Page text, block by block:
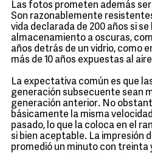
Las fotos prometen además
Son razonablemente
vida declarada de 200 años si
almacenamiento a oscuras,
años detrás de un vidrio, como
más de 10 años expuestas al
La expectativa común es que
generación subsecuente sean
generación anterior. No
básicamente la misma
pasado, lo que la coloca en el
si bien aceptable. La impresión
promedió un minuto con treinta